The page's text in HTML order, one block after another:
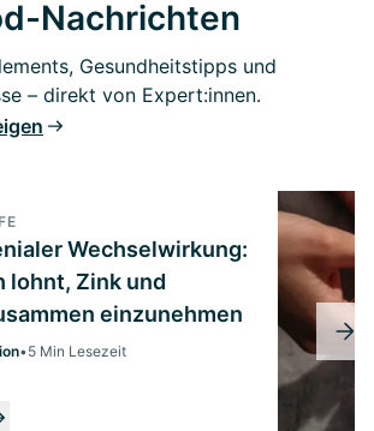
Nachrichten
Gesundheitstipps und
– direkt von Expert:innen.
Wechselwirkung:
lohnt, Zink und
einzunehmen
•5 Min Lesezeit